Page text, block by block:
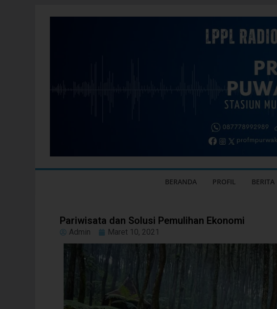
BERANDA PROFIL BERITA
Pariwisata dan Solusi Pemulihan Ekonomi
Admin Maret 10, 2021